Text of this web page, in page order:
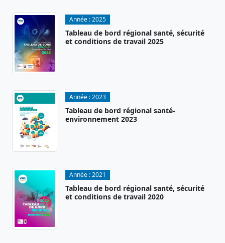
Année :2025
Tableau de bord régional santé, sécurité
et conditions de travail 2025
Année :2023
Tableau de bord régional santé-
environnement 2023
Année :2021
Tableau de bord régional santé, sécurité
et conditions de travail 2020